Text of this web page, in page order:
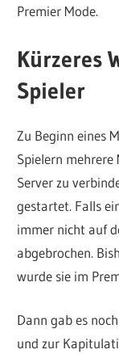
Premier Mode.
Kürzeres
Spieler
Zu Beginn eines
Spielern
Server zu
gestartet. Falls
immer nicht auf
abgebrochen.
wurde sie im
Dann gab es
und zur